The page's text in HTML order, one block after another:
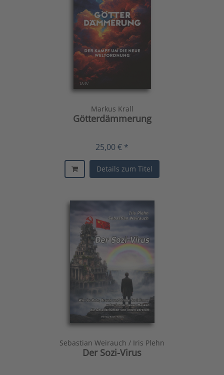
Markus Krall
Götterdämmerung
25,00 € *
Details zum Titel
Sebastian Weirauch / Iris Plehn
Der Sozi-Virus